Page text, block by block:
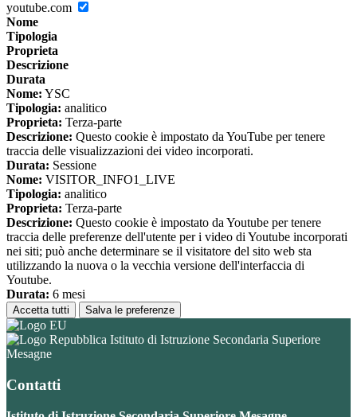
youtube.com
Nome
Tipologia
Proprieta
Descrizione
Durata
Nome: YSC
Tipologia: analitico
Proprieta: Terza-parte
Descrizione: Questo cookie è impostato da YouTube per tenere
traccia delle visualizzazioni dei video incorporati.
Durata: Sessione
Nome: VISITOR_INFO1_LIVE
Tipologia: analitico
Proprieta: Terza-parte
Descrizione: Questo cookie è impostato da Youtube per tenere
traccia delle preferenze dell'utente per i video di Youtube incorporati
nei siti; può anche determinare se il visitatore del sito web sta
utilizzando la nuova o la vecchia versione dell'interfaccia di
Youtube.
Durata: 6 mesi
Accetta tutti Salva le preferenze
Istituto di Istruzione Secondaria Superiore
Mesagne
Contatti